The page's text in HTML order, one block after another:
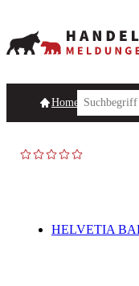
Homepage
HELVETIA